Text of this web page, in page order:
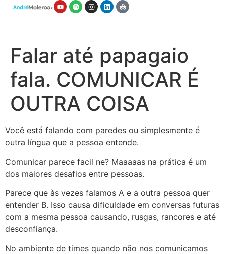
Falar até papagaio
fala. COMUNICAR É
OUTRA COISA
Você está falando com paredes ou simplesmente é
outra língua que a pessoa entende.
Comunicar parece facil ne? Maaaaas na prática é um
dos maiores desafios entre pessoas.
Parece que às vezes falamos A e a outra pessoa quer
entender B. Isso causa dificuldade em conversas futuras
com a mesma pessoa causando, rusgas, rancores e até
desconfiança.
No ambiente de times quando não nos comunicamos